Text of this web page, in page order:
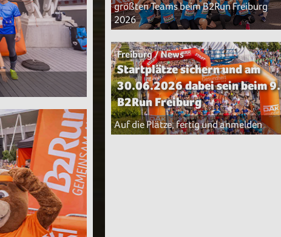
größten Teams beim B2Run Freiburg
2026
Freiburg / News
Startplätze sichern und am
30.06.2026 dabei sein beim 9.
B2Run Freiburg
Auf die Plätze, fertig und anmelden